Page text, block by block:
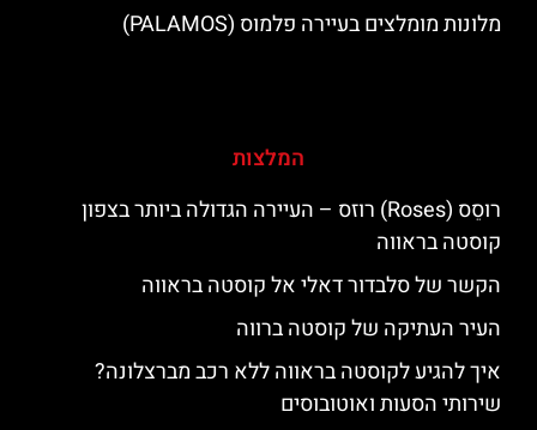
מלונות מומלצים בעיירה פלמוס (PALAMOS)
המלצות
רוסֵס (Roses) רוזס – העיירה הגדולה ביותר בצפון
קוסטה בראווה
הקשר של סלבדור דאלי אל קוסטה בראווה
העיר העתיקה של קוסטה ברווה
איך להגיע לקוסטה בראווה ללא רכב מברצלונה?
שירותי הסעות ואוטובוסים